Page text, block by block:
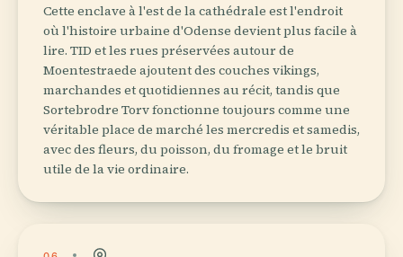
Cette enclave à l'est de la cathédrale est l'endroit
où l'histoire urbaine d'Odense devient plus facile à
lire. TID et les rues préservées autour de
Moentestraede ajoutent des couches vikings,
marchandes et quotidiennes au récit, tandis que
Sortebrodre Torv fonctionne toujours comme une
véritable place de marché les mercredis et samedis,
avec des fleurs, du poisson, du fromage et le bruit
utile de la vie ordinaire.